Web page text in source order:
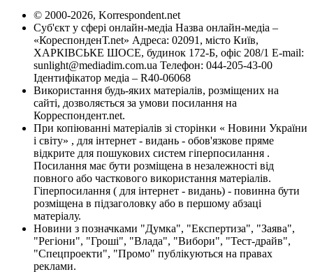
© 2000-2026, Korrespondent.net
Суб'єкт у сфері онлайн-медіа Назва онлайн-медіа –
«КореспонденТ.net» Адреса: 02091, місто Київ,
ХАРКІВСЬКЕ ШОСЕ, будинок 172-Б, офіс 208/1 E-mail:
sunlight@mediadim.com.ua Телефон: 044-205-43-00
Ідентифікатор медіа – R40-06068
Використання будь-яких матеріалів, розміщених на
сайті, дозволяється за умови посилання на
Корреспондент.net.
При копіюванні матеріалів зі сторінки « Новини України
і світу» , для інтернет - видань - обов'язкове пряме
відкрите для пошукових систем гіперпосилання .
Посилання має бути розміщена в незалежності від
повного або часткового використання матеріалів.
Гіперпосилання ( для інтернет - видань) - повинна бути
розміщена в підзаголовку або в першому абзаці
матеріалу.
Новини з позначками "Думка", "Експертиза", "Заява",
"Регіони", "Гроші", "Влада", "Вибори", "Тест-драйв",
"Спецпроекти", "Промо" публікуються на правах
реклами.